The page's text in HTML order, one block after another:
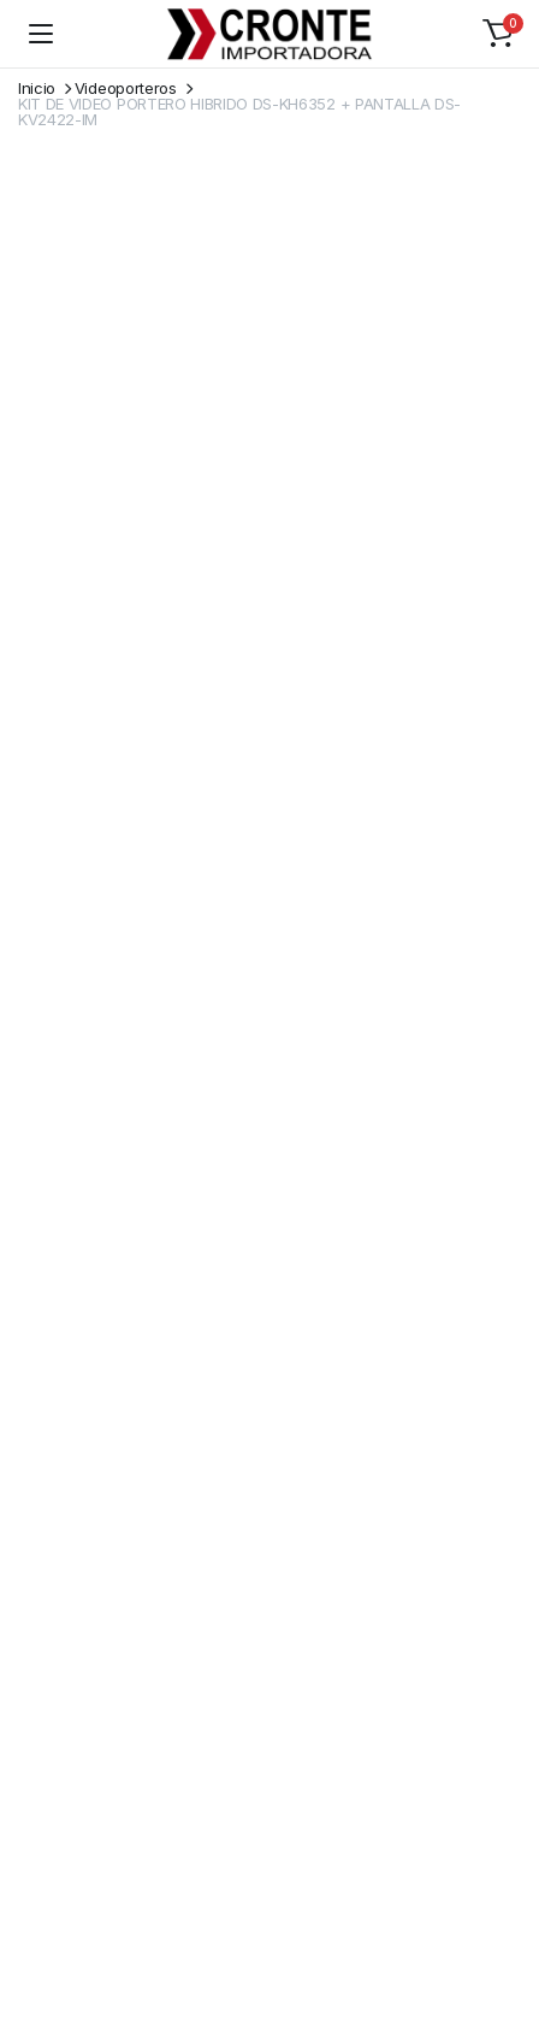
0
Inicio
Videoporteros
KIT DE VIDEO PORTERO HIBRIDO DS-KH6352 + PANTALLA DS-
KV2422-IM